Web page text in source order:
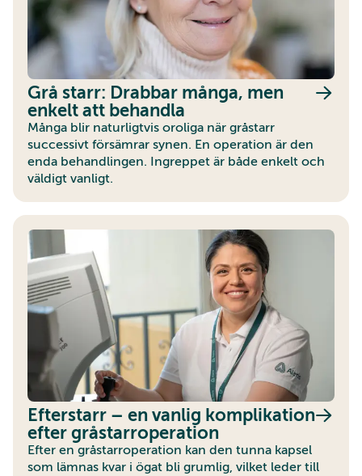
Grå starr: Drabbar många, men
enkelt att behandla
Många blir naturligtvis oroliga när gråstarr
successivt försämrar synen. En operation är den
enda behandlingen. Ingreppet är både enkelt och
väldigt vanligt.
Efterstarr – en vanlig komplikation
efter gråstarroperation
Efter en gråstarroperation kan den tunna kapsel
som lämnas kvar i ögat bli grumlig, vilket leder till